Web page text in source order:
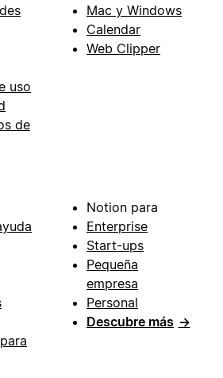
uso
de
Mac y Windows
Calendar
Web Clipper
Notion para
Enterprise
Start-ups
Pequeña
empresa
Personal
Descubre más →